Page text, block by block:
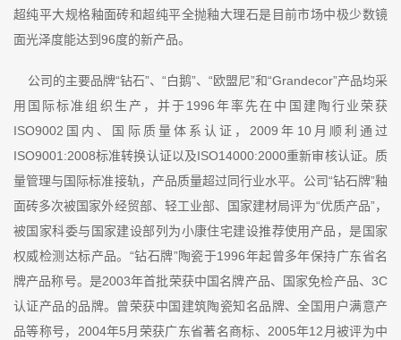
超纯平大规格釉面砖和超纯平全抛釉大理石是目前市场中极少数镜
面光泽度能达到96度的新产品。
公司的主要品牌“钻石”、“白鹅”、“欧盟尼”和“Grandecor”产品均采
用国际标准组织生产，并于1996年率先在中国建陶行业荣获
ISO9002国内、国际质量体系认证，2009年10月顺利通过
ISO9001:2008标准转换认证以及ISO14000:2000重新审核认证。质
量管理与国际标准接轨，产品质量超过同行业水平。公司“钻石牌”釉
面砖多次被国家外经贸部、轻工业部、国家建材局评为“优质产品”，
被国家科委与国家建设部列为小康住宅建设推荐使用产品，是国家
权威检测达标产品。“钻石牌”陶瓷于1996年起曾多年保持广东省名
牌产品称号。是2003年首批荣获中国名牌产品、国家免检产品、3C
认证产品的品牌。曾荣获中国建筑陶瓷知名品牌、全国用户满意产
品等称号，2004年5月荣获广东省著名商标、2005年12月被评为中